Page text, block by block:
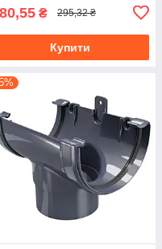
₴ 295,32 ₴
Купити